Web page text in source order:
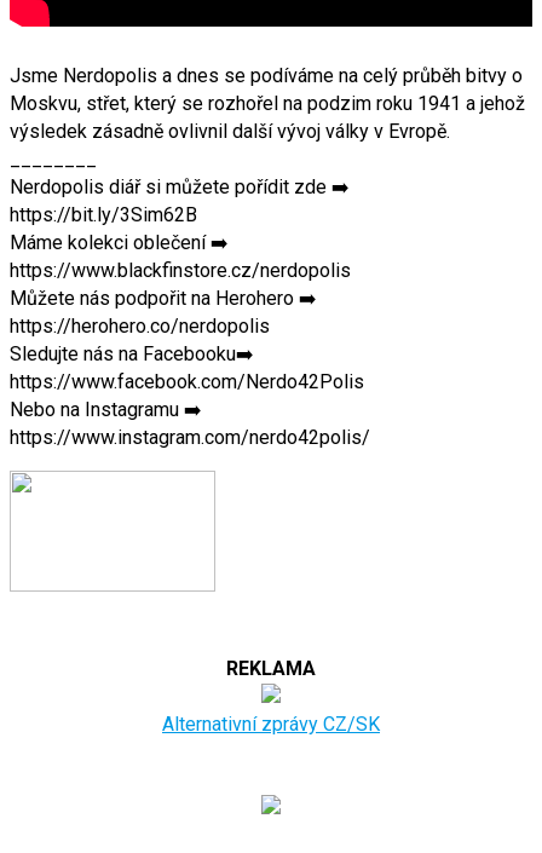
Jsme Nerdopolis a dnes se podíváme na celý průběh bitvy o
Moskvu, střet, který se rozhořel na podzim roku 1941 a jehož
výsledek zásadně ovlivnil další vývoj války v Evropě.
Nerdopolis diář si můžete pořídit zde ➡️
https://bit.ly/3Sim62B
Máme kolekci oblečení ➡️
https://www.blackfinstore.cz/nerdopolis
Můžete nás podpořit na Herohero ➡️
https://herohero.co/nerdopolis
Sledujte nás na Facebooku➡️
https://www.facebook.com/Nerdo42Polis
Nebo na Instagramu ➡️
https://www.instagram.com/nerdo42polis/
REKLAMA
Alternativní zprávy CZ/SK